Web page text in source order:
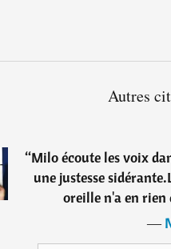
Autres
“Milo écoute les voix
une justesse
oreille n'a en rien
―